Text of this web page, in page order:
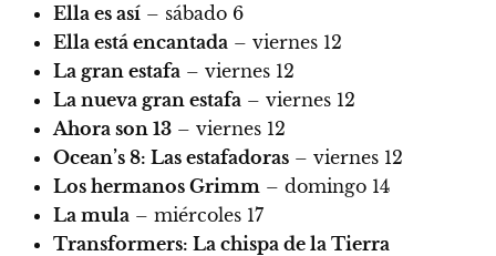
Ella es así – sábado 6
Ella está encantada – viernes 12
La gran estafa – viernes 12
La nueva gran estafa – viernes 12
Ahora son 13 – viernes 12
Ocean’s 8: Las estafadoras – viernes 12
Los hermanos Grimm – domingo 14
La mula – miércoles 17
Transformers: La chispa de la Tierra